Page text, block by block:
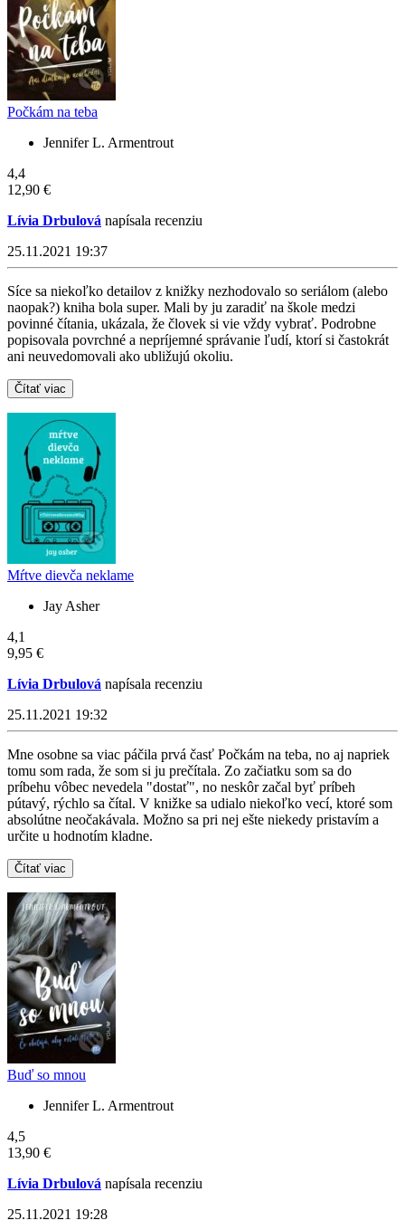
Počkám na teba
Jennifer L. Armentrout
4,4
12,90 €
Lívia Drbulová napísala recenziu
25.11.2021 19:37
Síce sa niekoľko detailov z knižky nezhodovalo so seriálom (alebo
naopak?) kniha bola super. Mali by ju zaradiť na škole medzi
povinné čítania, ukázala, že človek si vie vždy vybrať. Podrobne
popisovala povrchné a nepríjemné správanie ľudí, ktorí si častokrát
ani neuvedomovali ako ubližujú okoliu.
Čítať viac
Mŕtve dievča neklame
Jay Asher
4,1
9,95 €
Lívia Drbulová napísala recenziu
25.11.2021 19:32
Mne osobne sa viac páčila prvá časť Počkám na teba, no aj napriek
tomu som rada, že som si ju prečítala. Zo začiatku som sa do
príbehu vôbec nevedela "dostať", no neskôr začal byť príbeh
pútavý, rýchlo sa čítal. V knižke sa udialo niekoľko vecí, ktoré som
absolútne neočakávala. Možno sa pri nej ešte niekedy pristavím a
určite u hodnotím kladne.
Čítať viac
Buď so mnou
Jennifer L. Armentrout
4,5
13,90 €
Lívia Drbulová napísala recenziu
25.11.2021 19:28